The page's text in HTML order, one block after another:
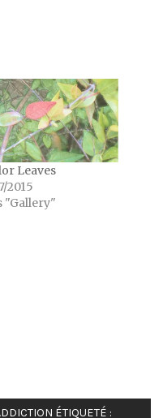
Leaves
2015
"Gallery"
ÉTIQUETÉ :